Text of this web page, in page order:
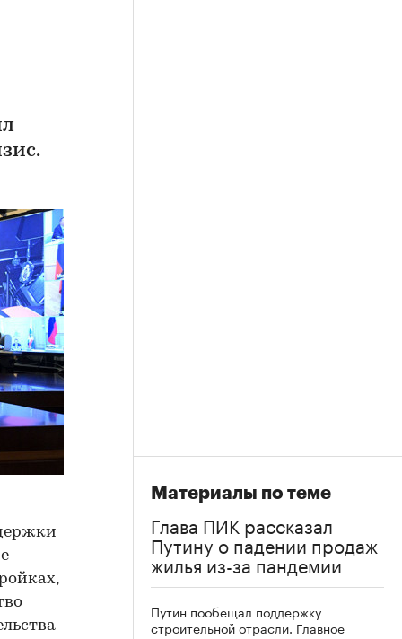
Материалы по теме
Глава ПИК рассказал
Путину о падении продаж
жилья из-за пандемии
Путин пообещал поддержку
строительной отрасли. Главное